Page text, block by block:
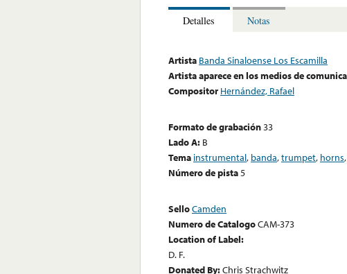
Detalles Notas
Artista Banda Sinaloense Los Escamilla
Artista aparece en los medios de
Compositor Hernández, Rafael
Formato de grabación33
Lado A: B
Tema instrumental, banda,trumpet, horns,
Número de pista5
SelloCamden
Numero de CatalogoCAM-373
Location of Label:
D. F.
Donated By:Chris Strachwitz